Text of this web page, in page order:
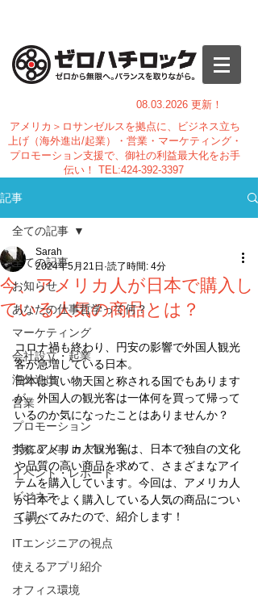
08.03.2026 更新！
アメリカ＞ロサンゼルスを拠点に、ビジネス立ち
上げ（海外進出/起業）・営業・マーケティング・
プロモーション支援で、御社の利益最大化をお手
伝い！ TEL:424-392-3397
記事
全ての記事
お知らせ
あなたの仕事哲学って何？
マーケティング
会社設立・起業
海外進出
営業
プロモーション
労務＆人事 in アメリカ
イベント・レポート
ビジネス
コラム
ITエンジニアの視点
使えるアプリ紹介
オフィス環境
全ての記事
今、アメリカ人が日本で購入し
ている人気の商品とは？
Sarah
2024年5月21日 読了時間: 4分
コロナ禍も終わり、円安の影響で外国人観光
客が急増している日本。
日本は買い物天国と称される国でもあります
が、外国人の観光客は一体何を買って帰って
いるのか気になったことはありませんか？
特にアメリカ人観光客は、日本で独自の文化
や品質の高い商品を求めて、さまざまなアイ
テムを購入しています。今回は、アメリカ人
が日本でよく購入している人気の商品につい
て調べてみたので、紹介します！